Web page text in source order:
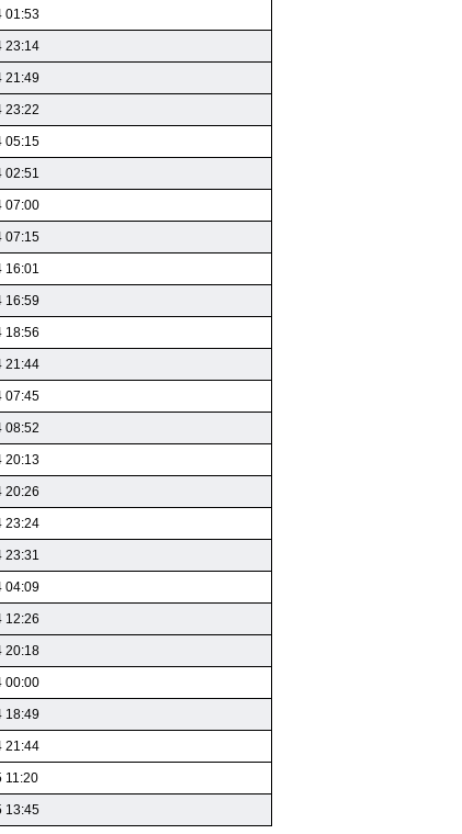
01:53
23:14
21:49
23:22
05:15
02:51
07:00
07:15
16:01
16:59
18:56
21:44
07:45
08:52
20:13
20:26
23:24
23:31
04:09
12:26
20:18
00:00
18:49
21:44
11:20
13:45